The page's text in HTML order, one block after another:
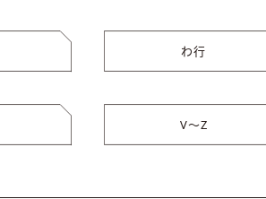
わ行
V〜Z